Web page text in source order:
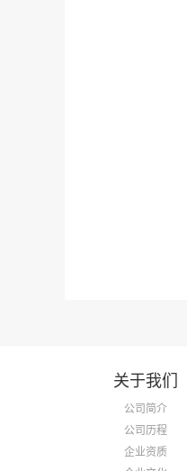
关于我们
公司简介
公司历程
企业资质